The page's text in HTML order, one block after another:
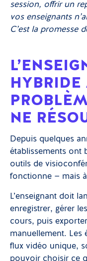
session, offrir un
vos enseignants
C’est la promesse
HYBRIDE
NE
Depuis quelques
établissements ont
outils de
fonctionne — mais
L’enseignant doit
enregistrer, gérer
cours, puis
manuellement. Les
flux vidéo unique,
pouvoir choisir ce